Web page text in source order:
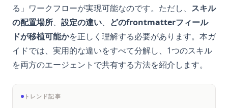
る」ワークフローが実現可能なのです。ただし、 スキル
の配置場所、 設定の違い、 どのfrontmatterフィール
ドが移植可能かを正しく理解する必要があります。本ガ
イドでは、実用的な違いをすべて分解し、1つのスキル
を両方のエージェントで共有する方法を紹介します。
トレンド記事